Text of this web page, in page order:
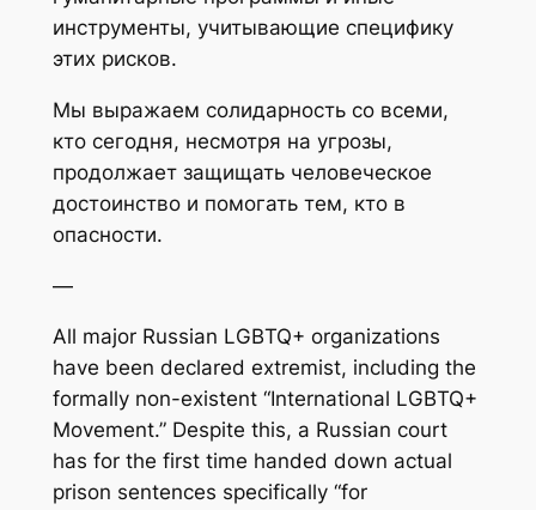
инструменты, учитывающие специфику
этих рисков.
Мы выражаем солидарность со всеми,
кто сегодня, несмотря на угрозы,
продолжает защищать человеческое
достоинство и помогать тем, кто в
опасности.
—
All major Russian LGBTQ+ organizations
have been declared extremist, including the
formally non-existent “International LGBTQ+
Movement.” Despite this, a Russian court
has for the first time handed down actual
prison sentences specifically “for